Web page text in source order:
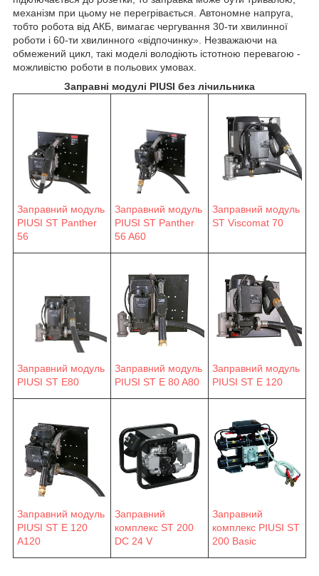
механізм при цьому не перегрівається. Автономне напруга,
тобто робота від АКБ, вимагає чергування 30-ти хвилинної
роботи і 60-ти хвилинного «відпочинку». Незважаючи на
обмежений цикл, такі моделі володіють істотною перевагою -
можливістю роботи в польових умовах.
Заправні модулі PIUSI без лічильника
Заправний модуль
PIUSI ST Panther
56
Заправний модуль
PIUSI ST Panther
56 A60
Заправний модуль
ST Viscomat 70
Заправний модуль
PIUSI ST E80
Заправний модуль
PIUSI ST E 80 A80
Заправний модуль
PIUSI ST E 120
Заправний модуль
PIUSI ST E 120
A120
Заправний
комплекс ST 200
DC 24 V
Заправний
комплекс PIUSI ST
200 Basic